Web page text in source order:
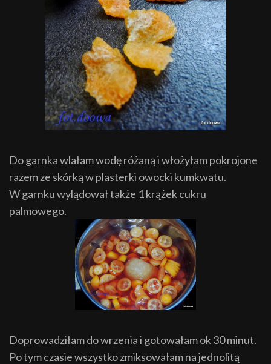
Do garnka wlałam wodę różaną i włożyłam pokrojone
razem ze skórką w plasterki owocki kumkwatu.
W garnku wylądował także 1 krążek cukru
palmowego.
Doprowadziłam do wrzenia i gotowałam ok 30 minut.
Po tym czasie wszystko zmiksowałam na jednolitą